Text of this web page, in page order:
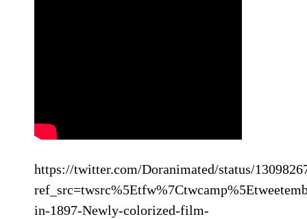
https://twitter.com/Doranimated/status/
in-1897-Newly-colorized-film-